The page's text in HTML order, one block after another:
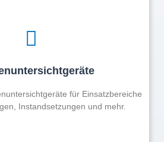
Erfahrung garantiert Ihnen eine
Mehr erfahren
für Einsatzbereiche
Instandsetzungen und mehr.